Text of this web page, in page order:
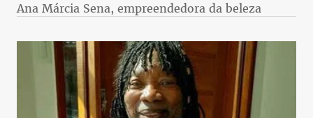
Ana Márcia Sena, empreendedora da beleza